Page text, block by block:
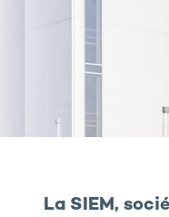
La SIEM,